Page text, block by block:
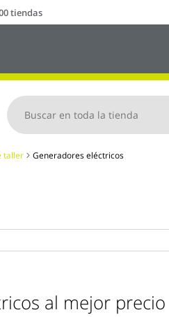
tiendas
taller Generadores eléctricos
al mejor precio